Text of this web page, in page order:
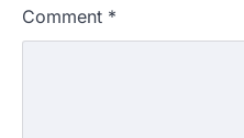
Comment *